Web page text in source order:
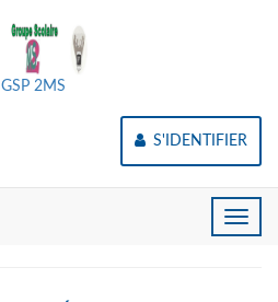
GSP 2MS
S'IDENTIFIER
Toggle